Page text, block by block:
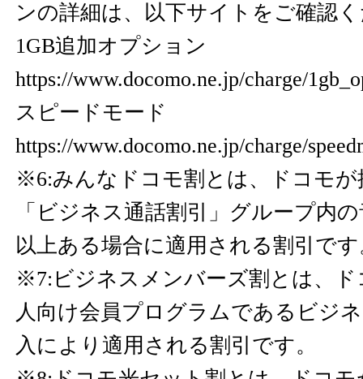
ンの詳細は、以下サイトをご確認
1GB追加オプション
https://www.docomo.ne.jp/charge/
スピードモード
https://www.docomo.ne.jp/charge/
※6:みんなドコモ割とは、ドコモが
「ビジネス通話割引」グループ内
以上ある場合に適用される割引で
※7:ビジネスメンバーズ割とは、ド
人向け会員プログラムであるビジ
入により適用される割引です。